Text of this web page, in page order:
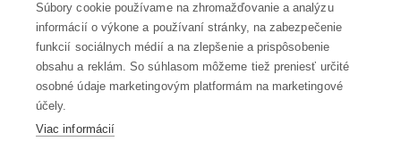
Kontakt
Kontaktujte nás
info@robotworld.sk
02 / 205 103 00
Súbory cookie používame na zhromažďovanie a analýzu
informácií o výkone a používaní stránky, na zabezpečenie
funkcií sociálnych médií a na zlepšenie a prispôsobenie
obsahu a reklám. So súhlasom môžeme tiež preniesť určité
osobné údaje marketingovým platformám na marketingové
účely.
Viac informácií